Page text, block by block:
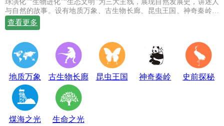
球演化”“生物进化”“生态文明”为三大主线，展现自然发展史，讲述人
与自然的故事。设有地质万象、古生物长廊、昆虫王国、神奇秦岭、
史前探秘、煤海之光和生命之光七个常设展厅，陈列有岩石鼻祖紫苏
斜长麻粒岩等矿物标本；有鱼龙、翼龙、马门溪龙、似银杏、新芦木
等珍稀动植物标本，呈现出一幅绚丽多姿的地球生命物种演化图。
查看更多
地质万象 古生物长廊 昆虫王国 神奇秦岭 史前探秘
煤海之光 生命之光